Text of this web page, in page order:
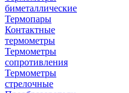
биметаллические
Термопары
Контактные
термометры
Термометры
сопротивления
Термометры
стрелочные